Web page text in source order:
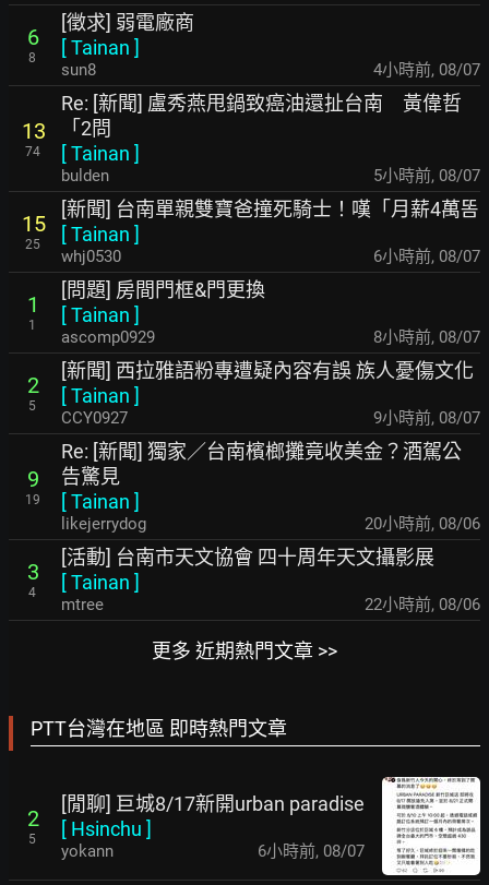
6
8
[徵求] 弱電廠商
[Tainan ]
sun8 4小時前, 08/07
13
74
Re: [新聞] 盧秀燕甩鍋致癌油還扯台南 黃偉哲
「2問
[Tainan ]
bulden 5小時前, 08/07
15
25
[新聞] 台南單親雙寶爸撞死騎士！嘆「月薪4萬똠
[Tainan ]
whj0530 6小時前, 08/07
1
1
[問題] 房間門框&門更換
[Tainan ]
ascomp0929 8小時前, 08/07
2
5
[新聞] 西拉雅語粉專遭疑內容有誤 族人憂傷文化
[Tainan ]
CCY0927 9小時前, 08/07
9
19
Re: [新聞] 獨家／台南檳榔攤竟收美金？酒駕公
告驚見
[Tainan ]
likejerrydog 20小時前, 08/06
3
4
[活動] 台南市天文協會 四十周年天文攝影展
[Tainan ]
mtree 22小時前, 08/06
更多 近期熱門文章 >>
PTT台灣在地區 即時熱門文章
2
5
[閒聊] 巨城8/17新開urban paradise
[ Hsinchu ]
yokann 6小時前, 08/07